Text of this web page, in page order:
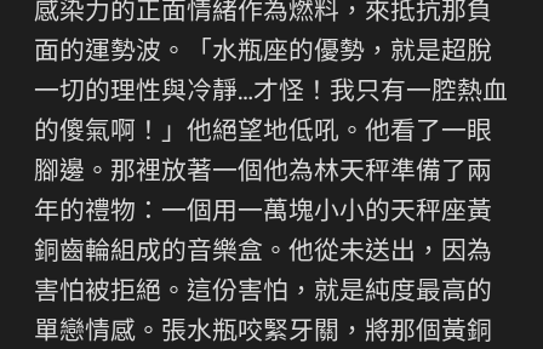
感染力的正面情緒作為燃料，來抵抗那負
面的運勢波。「水瓶座的優勢，就是超脫
一切的理性與冷靜…才怪！我只有一腔熱血
的傻氣啊！」他絕望地低吼。他看了一眼
腳邊。那裡放著一個他為林天秤準備了兩
年的禮物：一個用一萬塊小小的天秤座黃
銅齒輪組成的音樂盒。他從未送出，因為
害怕被拒絕。這份害怕，就是純度最高的
單戀情感。張水瓶咬緊牙關，將那個黃銅